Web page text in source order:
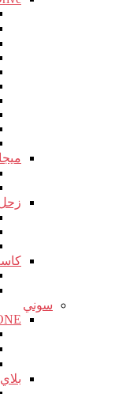
ميجا CD (ALL)
سوني